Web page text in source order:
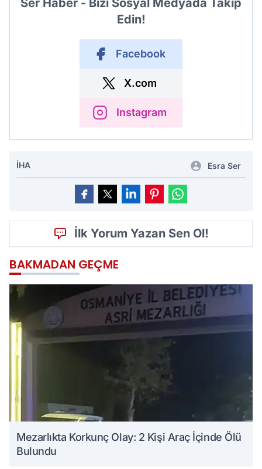
Ser Haber - Bizi Sosyal Medyada Takip
Edin!
Facebook
X.com
Instagram
İHA Esra Ser
İlk Yorum Yazan Sen Ol!
BAKMADAN GEÇME
Mezarlıkta Korkunç Olay: 2 Kişi Araç İçinde Ölü
Bulundu